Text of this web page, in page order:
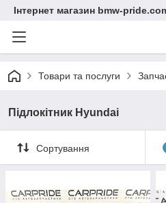
Інтернет магазин bmw-
Товари та послуги
Підлокітник Hyundai
Сортування